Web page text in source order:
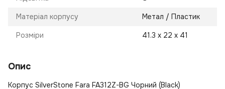
Матеріал корпусу Метал / Пластик
Розміри 41.3 х 22 х 41
Опис
Корпус SilverStone Fara FA312Z-BG Чорний (Black)